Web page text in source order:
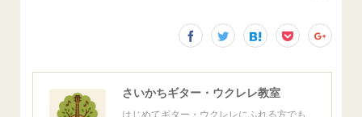
さいかちギター・ウクレレ教室
はじめてギター・ウクレレにふれる方でも